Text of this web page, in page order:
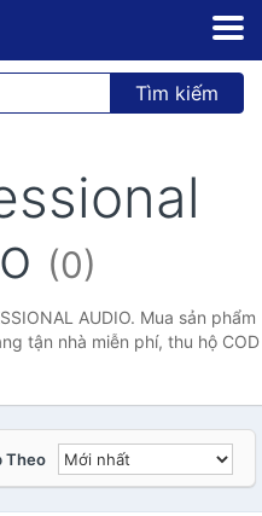
Tìm kiếm
(0)
AUDIO. Mua sản phẩm
tận nhà miễn phí, thu hộ COD
Theo